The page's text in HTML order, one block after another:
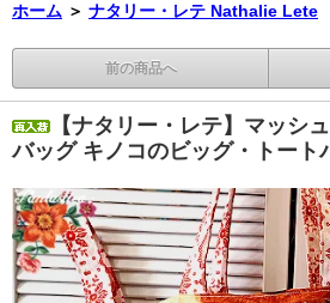
ホーム ＞ ナタリー・レテ Nathalie Lete
前の商品へ
【ナタリー・レテ】マッシ
バッグ キノコのビッグ・トート